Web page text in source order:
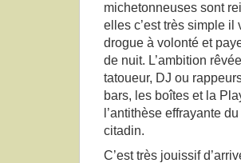
michetonneuses sont
elles c’est très simple
drogue à volonté et
de nuit. L’ambition
tatoueur, DJ ou
bars, les boîtes et la
l’antithèse effrayante
citadin.
C’est très jouissif